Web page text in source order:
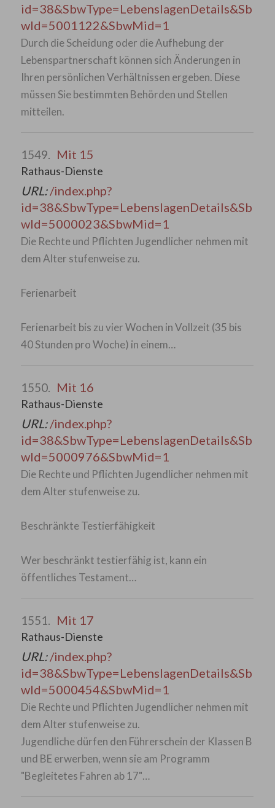
id=38&SbwType=LebenslagenDetails&Sb
wId=5001122&SbwMid=1
Durch die Scheidung oder die Aufhebung der
Lebenspartnerschaft können sich Änderungen in
Ihren persönlichen Verhältnissen ergeben. Diese
müssen Sie bestimmten Behörden und Stellen
mitteilen.
1549. Mit 15
Rathaus-Dienste
URL:/index.php?
id=38&SbwType=LebenslagenDetails&Sb
wId=5000023&SbwMid=1
Die Rechte und Pflichten Jugendlicher nehmen mit
dem Alter stufenweise zu.
Ferienarbeit
Ferienarbeit bis zu vier Wochen in Vollzeit (35 bis
40 Stunden pro Woche) in einem…
1550. Mit 16
Rathaus-Dienste
URL:/index.php?
id=38&SbwType=LebenslagenDetails&Sb
wId=5000976&SbwMid=1
Die Rechte und Pflichten Jugendlicher nehmen mit
dem Alter stufenweise zu.
Beschränkte Testierfähigkeit
Wer beschränkt testierfähig ist, kann ein
öffentliches Testament…
1551. Mit 17
Rathaus-Dienste
URL:/index.php?
id=38&SbwType=LebenslagenDetails&Sb
wId=5000454&SbwMid=1
Die Rechte und Pflichten Jugendlicher nehmen mit
dem Alter stufenweise zu.
Jugendliche dürfen den Führerschein der Klassen B
und BE erwerben, wenn sie am Programm
"Begleitetes Fahren ab 17"…